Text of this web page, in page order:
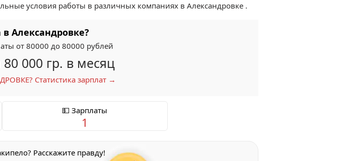
условия работы в различных компаниях в Александровке .
в Александровке?
от 80000 до 80000 рублей
000 гр. в месяц
Статистика зарплат →
💵 Зарплаты
1
Расскажите правду!